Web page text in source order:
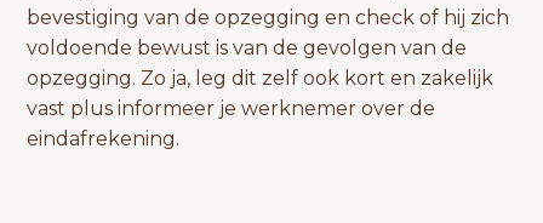
bevestiging van de opzegging en check of hij zich
voldoende bewust is van de gevolgen van de
opzegging. Zo ja, leg dit zelf ook kort en zakelijk
vast plus informeer je werknemer over de
eindafrekening.